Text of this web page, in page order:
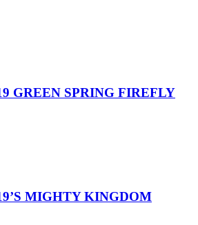
GREEN SPRING FIREFLY
MIGHTY KINGDOM